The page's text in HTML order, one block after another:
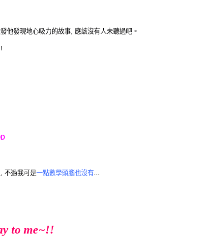
他發現地心吸力的故事, 應該沒有人未聽過吧。
不過我可是一點數學頭腦也沒有
to me~!!